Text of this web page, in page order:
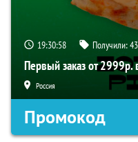
19:30:57 Получили:43
Первый заказ от 2999р.
Россия
Промокод